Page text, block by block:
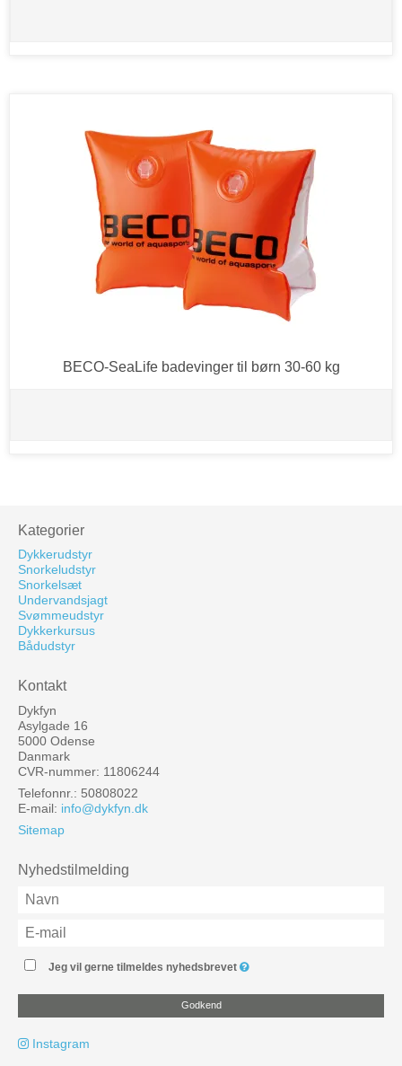
BECO-SeaLife badevinger til børn 30-60 kg
Kategorier
Dykkerudstyr
Snorkeludstyr
Snorkelsæt
Undervandsjagt
Svømmeudstyr
Dykkerkursus
Bådudstyr
Kontakt
Dykfyn
Asylgade 16
5000 Odense
Danmark
CVR-nummer: 11806244
Telefonnr.: 50808022
E-mail: info@dykfyn.dk
Sitemap
Nyhedstilmelding
Jeg vil gerne tilmeldes nyhedsbrevet
Godkend
Instagram